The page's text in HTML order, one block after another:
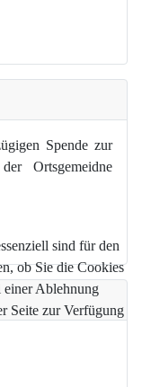
Spende zur
Ortsgemeidne
sind für den
ob Sie die Cookies
einer Ablehnung
Seite zur Verfügung